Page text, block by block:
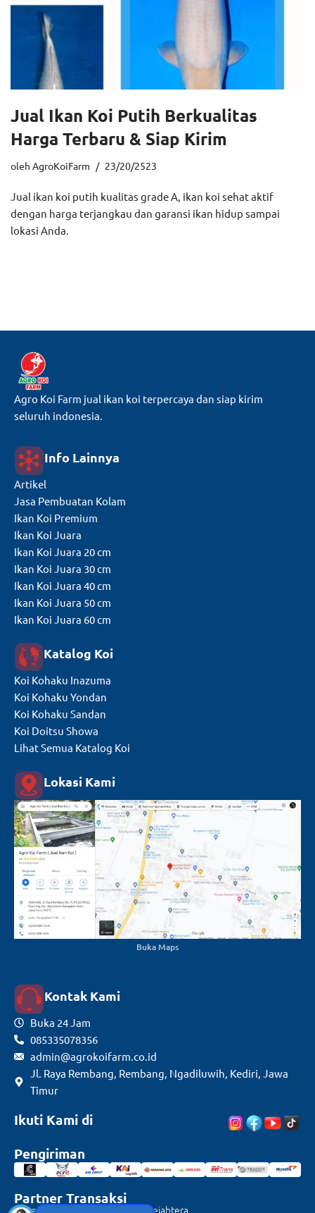
Jual Ikan Koi Putih Berkualitas
Harga Terbaru & Siap Kirim
oleh AgroKoiFarm 23/20/2523
Jual ikan koi putih kualitas grade A, ikan koi sehat aktif
dengan harga terjangkau dan garansi ikan hidup sampai
lokasi Anda.
Agro Koi Farm jual ikan koi terpercaya dan siap kirim
seluruh indonesia.
Info Lainnya
Artikel
Jasa Pembuatan Kolam
Ikan Koi Premium
Ikan Koi Juara
Ikan Koi Juara 20 cm
Ikan Koi Juara 30 cm
Ikan Koi Juara 40 cm
Ikan Koi Juara 50 cm
Ikan Koi Juara 60 cm
Katalog Koi
Koi Kohaku Inazuma
Koi Kohaku Yondan
Koi Kohaku Sandan
Koi Doitsu Showa
Lihat Semua Katalog Koi
Lokasi Kami
Buka Maps
Kontak Kami
Buka 24 Jam
085335078356
admin@agrokoifarm.co.id
Jl. Raya Rembang, Rembang, Ngadiluwih, Kediri, Jawa
Timur
Ikuti Kami di
Pengiriman
Partner Transaksi
Rekening Mandiri CV. Agrotani Sejahtera